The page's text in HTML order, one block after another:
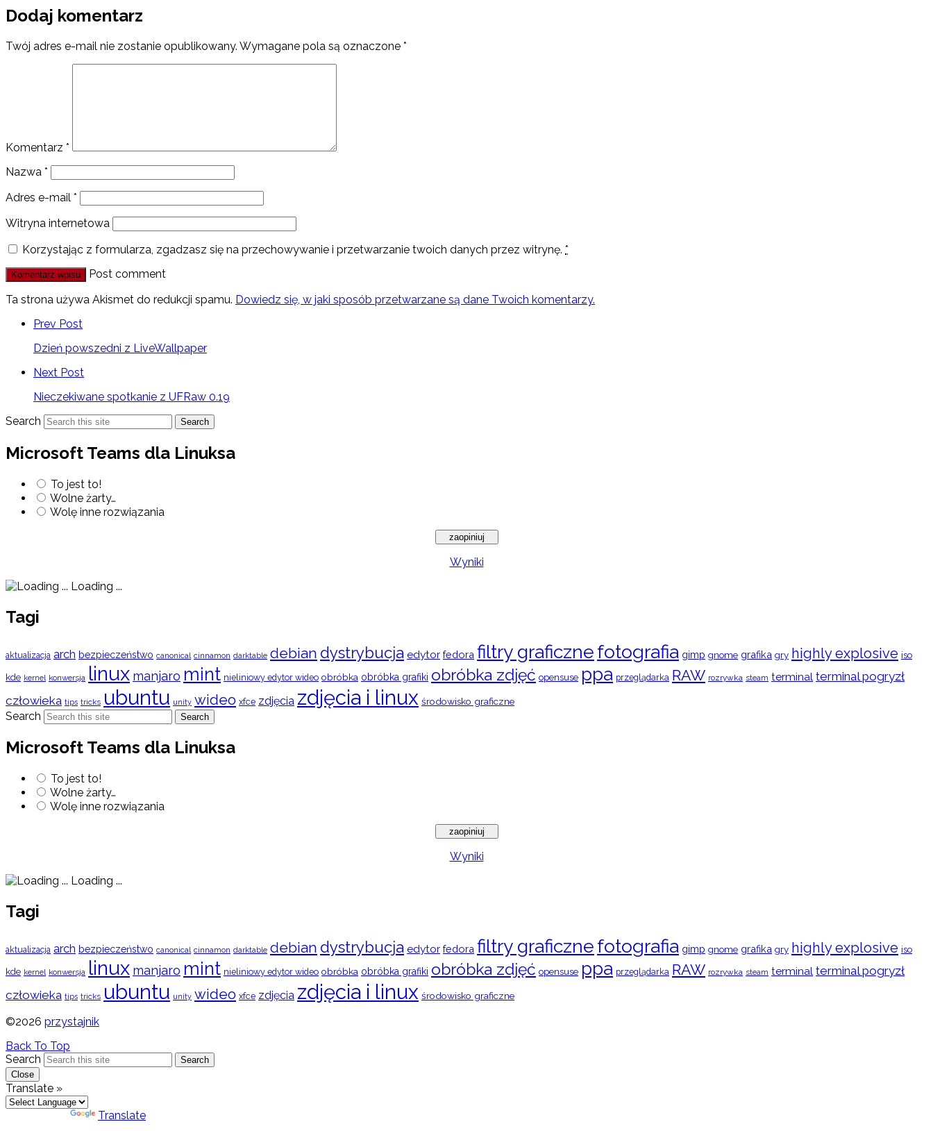
Dodaj komentarz
Twój adres e-mail nie zostanie opublikowany. Wymagane pola są oznaczone *
Komentarz *
Nazwa *
Adres e-mail *
Witryna internetowa
Korzystając z formularza, zgadzasz się na przechowywanie i przetwarzanie twoich danych przez witrynę. *
Post comment
Ta strona używa Akismet do redukcji spamu. Dowiedz się, w jaki sposób przetwarzane są dane Twoich komentarzy.
Prev Post
Dzień powszedni z LiveWallpaper
Next Post
Nieczekiwane spotkanie z UFRaw 0.19
Search
Search
Microsoft Teams dla Linuksa
To jest to!
Wolne żarty…
Wolę inne rozwiązania
Wyniki
Loading ...
Tagi
aktualizacja arch bezpieczeństwo canonical cinnamon darktable debian dystrybucja edytor fedora filtry graficznefotografia gimp gnome grafika gry highly explosive iso
kde kernel konwersja linux manjaro mint nieliniowy edytor wideo obróbka obróbka grafiki obróbka zdjęć opensuse ppa przeglądarka RAW rozrywka steam terminal terminal pogryzł
człowieka tips tricks ubuntu unity wideo xfce zdjęcia zdjęcia i linux środowisko graficzne
Search Search
Microsoft Teams dla Linuksa
To jest to!
Wolne żarty…
Wolę inne rozwiązania
Wyniki
Loading ...
Tagi
aktualizacja arch bezpieczeństwo canonical cinnamon darktable debian dystrybucja edytor fedora filtry graficznefotografia gimp gnome grafika gry highly explosive iso
kde kernel konwersja linux manjaro mint nieliniowy edytor wideo obróbka obróbka grafiki obróbka zdjęć opensuse ppa przeglądarka RAW rozrywka steam terminal terminal pogryzł
człowieka tips tricks ubuntu unity wideo xfce zdjęcia zdjęcia i linux środowisko graficzne
©2026 przystajnik
Back To Top
Search
Search
Close
Translate »
Translate